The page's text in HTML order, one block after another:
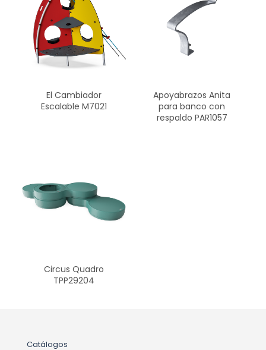
El Cambiador
Escalable M7021
Apoyabrazos Anita
para banco con
respaldo PAR1057
Circus Quadro
TPP29204
Catálogos